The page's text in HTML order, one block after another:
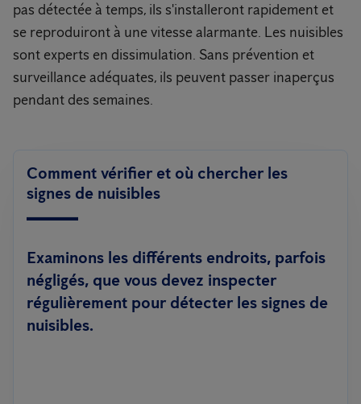
pas détectée à temps, ils s'installeront rapidement et
se reproduiront à une vitesse alarmante. Les nuisibles
sont experts en dissimulation. Sans prévention et
surveillance adéquates, ils peuvent passer inaperçus
pendant des semaines.
Comment vérifier et où chercher les
signes de nuisibles
Examinons les différents endroits, parfois
négligés, que vous devez inspecter
régulièrement pour détecter les signes de
nuisibles.